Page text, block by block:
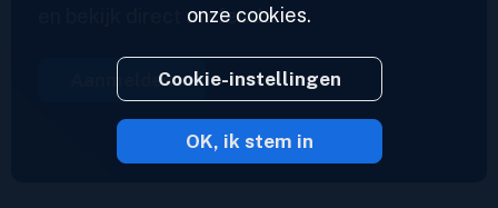
en bekijk direct uw feeds.
Aanmelden
2023 © Inoreader
onze cookies.
Cookie-instellingen
OK, ik stem in